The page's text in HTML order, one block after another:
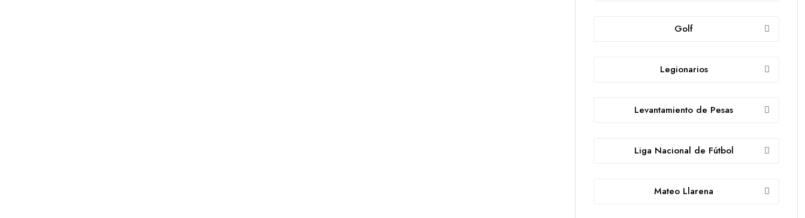
Golf
Legionarios
Levantamiento de Pesas
Liga Nacional de Fútbol
Mateo Llarena